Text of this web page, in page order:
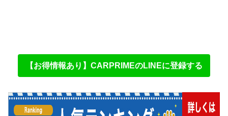
【お得情報あり】CARPRIMEのLINEに登録する